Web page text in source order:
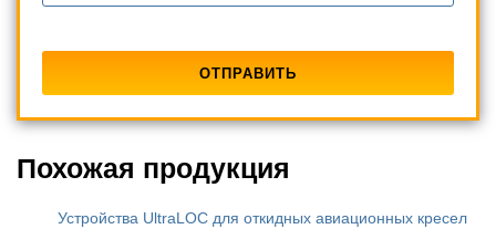
Похожая продукция
Устройства UltraLOC для откидных авиационных кресел